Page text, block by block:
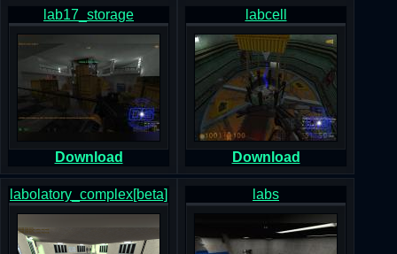
lab17_storage
Download
labcell
Download
labolatory_complex[beta] labs